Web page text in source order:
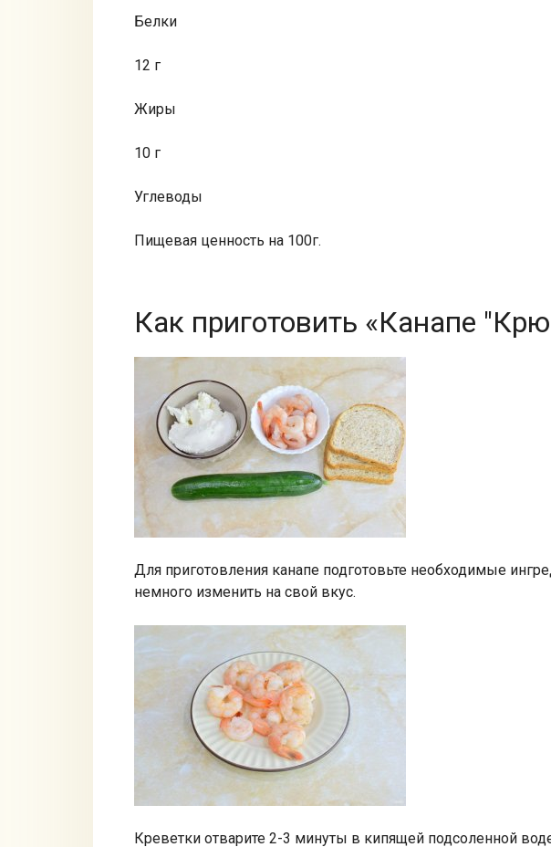
Белки
12 г
Жиры
10 г
Углеводы
Пищевая ценность на 100г.
Как приготовить «Канапе
Для приготовления канапе подготовьте необходимые
немного изменить на свой вкус.
Креветки отварите 2-3 минуты в кипящей подсоленной